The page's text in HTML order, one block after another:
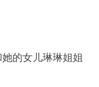
的女儿琳琳姐姐